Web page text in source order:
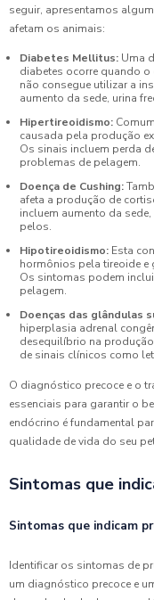
seguir, apresentamos
afetam os animais:
Diabetes Mellitus: Uma
diabetes ocorre quando
não consegue utilizar a
aumento da sede, urina
Hipertireoidismo:
causada pela produção
Os sinais incluem perda
problemas de pelagem.
Doença de Cushing:
afeta a produção de
incluem aumento da
pelos.
Hipotireoidismo: Esta
hormônios pela tireoide e
Os sintomas podem
pelagem.
Doenças das glândulas
hiperplasia adrenal
desequilíbrio na
de sinais clínicos como
O diagnóstico precoce e o
essenciais para garantir o
endócrino é fundamental
qualidade de vida do seu
Sintomas que
Sintomas que indicam
Identificar os sintomas de
um diagnóstico precoce e